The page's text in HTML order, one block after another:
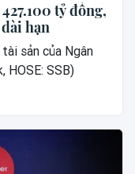
tỷ đồng,
hạn
sản của Ngân
HOSE: SSB)